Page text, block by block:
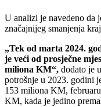
U analizi je navedeno da
značajnijeg smanjenja
„Tek od marta 2024.
je veći od prosječne
miliona KM“, dodato je
potrošnje u 2023. godini
153 miliona KM,
KM, kada je jedino